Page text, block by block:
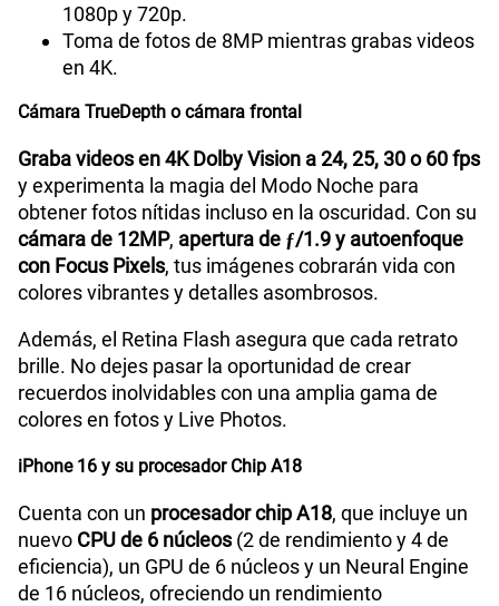
1080p y 720p.
Toma de fotos de 8MP mientras grabas videos
en 4K.
Cámara TrueDepth o cámara frontal
Graba videos en 4K Dolby Vision a 24, 25, 30 o 60 fps
y experimenta la magia del Modo Noche para
obtener fotos nítidas incluso en la oscuridad. Con su
cámara de 12MP, apertura de ƒ/1.9 y autoenfoque
con Focus Pixels, tus imágenes cobrarán vida con
colores vibrantes y detalles asombrosos.
Además, el Retina Flash asegura que cada retrato
brille. No dejes pasar la oportunidad de crear
recuerdos inolvidables con una amplia gama de
colores en fotos y Live Photos.
iPhone 16 y su procesador Chip A18
Cuenta con un procesador chip A18, que incluye un
nuevo CPU de 6 núcleos(2 de rendimiento y 4 de
eficiencia), un GPU de 6 núcleos y un Neural Engine
de 16 núcleos, ofreciendo un rendimiento